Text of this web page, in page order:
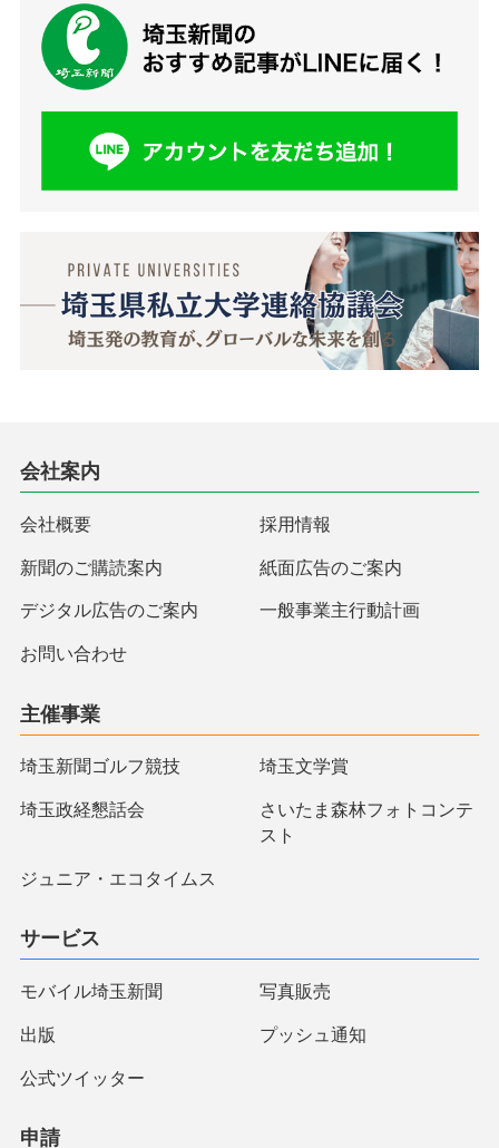
会社案内
会社概要 採用情報
新聞のご購読案内 紙面広告のご案内
デジタル広告のご案内 一般事業主行動計画
お問い合わせ
主催事業
埼玉新聞ゴルフ競技 埼玉文学賞
埼玉政経懇話会
さいたま森林フォトコンテ
スト
ジュニア・エコタイムス
サービス
モバイル埼玉新聞 写真販売
出版 プッシュ通知
公式ツイッター
申請